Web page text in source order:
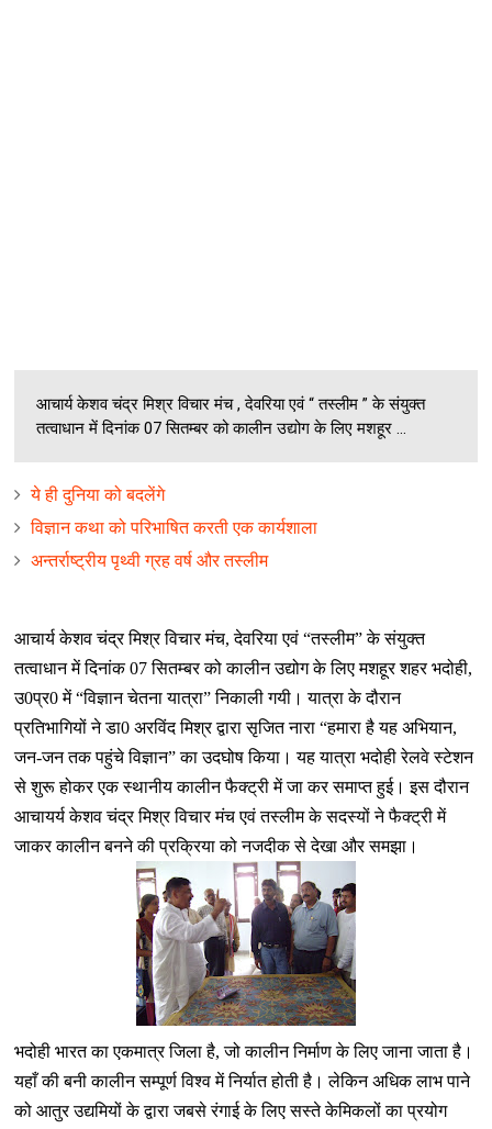
आचार्य केशव चंद्र मिश्र विचार मंच , देवरिया एवं “ तस्लीम ” के संयुक्त
तत्वाधान में दिनांक 07 सितम्बर को कालीन उद्योग के लिए मशहूर ...
ये ही दुनिया को बदलेंगे
विज्ञान कथा को परिभाषित करती एक कार्यशाला
अन्तर्राष्ट्रीय पृथ्वी ग्रह वर्ष और तस्लीम
आचार्य केशव चंद्र मिश्र विचार मंच,देवरिया एवं“तस्लीम”के संयुक्त
तत्वाधान में दिनांक 07 सितम्बर को कालीन उद्योग के लिए मशहूरशहर भदोही,
उ0प्र0 में“विज्ञान चेतना यात्रा”निकाली गयी। यात्रा के दौरान
प्रतिभागियों ने डा0 अरविंद मिश्र द्वारा सृजित नारा“हमारा है यह अभियान,
जन-जन तक पहुंचे विज्ञान”का उदघोष किया। यह यात्रा भदोही रेलवे स्टेशन
से शुरू होकर एक स्थानीय कालीन फैक्ट्री में जा कर समाप्त हुई। इस दौरान
आचायर्य केशव चंद्र मिश्र विचार मंच एवं तस्लीम के सदस्‍यों ने फैक्ट्री में
जाकर कालीन बनने की प्रक्रिया को नजदीक से देखाऔर समझा।
भदोही भारत का एकमात्र जिला है, जो कालीन निर्माण के लिए जाना जाता है।
यहाँ की बनी कालीन सम्पूर्ण विश्व में निर्यात होती है। लेकिन अधिक लाभ पाने
को आतुर उद्यमियों के द्वारा जबसे रंगाई के लिए सस्ते केमिकलों का प्रयोग